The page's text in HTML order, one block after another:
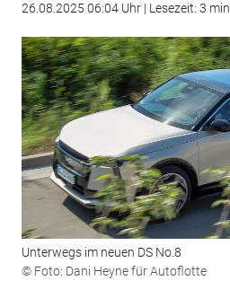
26.08.2025 06:04 Uhr | Lesezeit: 3 min
Unterwegs im neuen DS No.8
© Foto: Dani Heyne für Autoflotte